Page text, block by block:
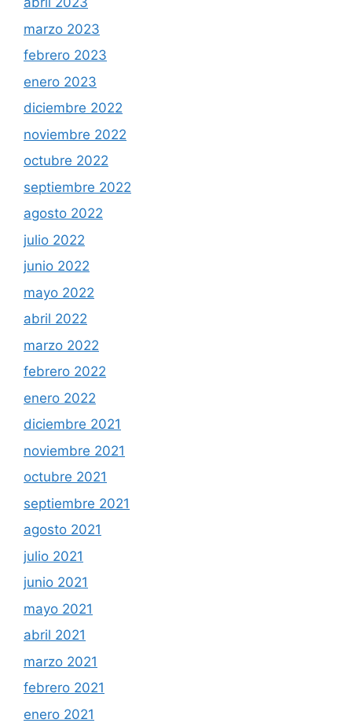
marzo 2023
febrero 2023
enero 2023
diciembre 2022
noviembre 2022
octubre 2022
septiembre 2022
agosto 2022
julio 2022
junio 2022
mayo 2022
abril 2022
marzo 2022
febrero 2022
enero 2022
diciembre 2021
noviembre 2021
octubre 2021
septiembre 2021
agosto 2021
julio 2021
junio 2021
mayo 2021
abril 2021
marzo 2021
febrero 2021
enero 2021